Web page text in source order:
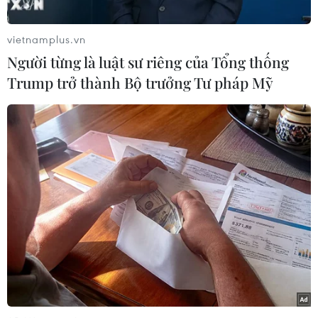
hoạt hình
"Despicable Me 2"
- theo tờ Hollywood
Reporter./.
(Vietnam+)
vietnamplus.vn
Người từng là luật sư riêng của Tổng thống
Trump trở thành Bộ trưởng Tư pháp Mỹ